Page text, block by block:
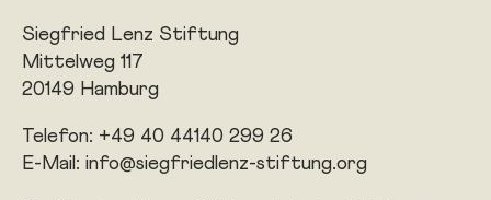
Siegfried Lenz Stiftung
Mittelweg 117
20149 Hamburg
Telefon: +49 40 44140 299 26
E-Mail: info@siegfriedlenz-stiftung.org